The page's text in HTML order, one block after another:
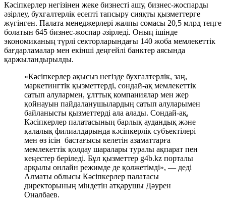
Кәсіпкерлер негізінен жеке бизнесті ашу, бизнес-жоспарды
әзірлеу, бухгалтерлік есепті тапсыру сияқты қызметтерге
жүгінген. Палата менеджерлері жалпы сомасы 20,5 млрд теңге
болатын 645 бизнес-жоспар әзірледі. Оның ішінде
экономиканың түрлі секторларындағы 140 жоба мемлекеттік
бағдарламалар мен екінші деңгейлі банктер аясында
қаржыландырылды.
«Кәсіпкерлер ақысыз негізде бухгалтерлік, заң,
маркетингтік қызметтерді, сондай-ақ мемлекеттік
сатып алулармен, ұлттық компаниялар мен жер
қойнауын пайдаланушылардың сатып алуларымен
байланысты қызметтерді ала алады. Сондай-ақ,
Кәсіпкерлер палатасының барлық аудандық және
қалалық филиалдарында кәсіпкерлік субъектілері
мен өз ісін бастағысы келетін азаматтарға
мемлекеттік қолдау шаралары туралы ақпарат пен
кеңестер беріледі. Бұл қызметтер g4b.kz порталы
арқылы онлайн режимде де қолжетімді», — деді
Алматы облысы Кәсіпкерлер палатасы
директорының міндетін атқарушы Дәурен
Оналбаев.